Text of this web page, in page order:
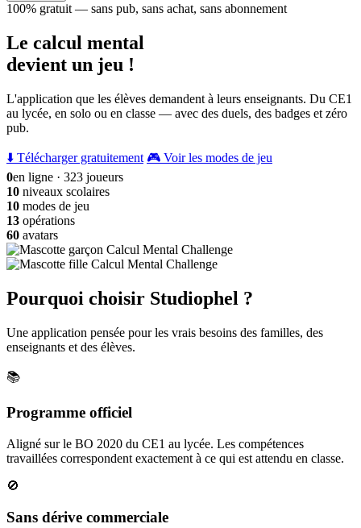
100% gratuit — sans pub, sans achat, sans abonnement
Le calcul mental
devient un jeu !
L'application que les élèves demandent à leurs enseignants. Du CE1
au lycée, en solo ou en classe — avec des duels, des badges et zéro
pub.
⬇️ Télécharger gratuitement 🎮 Voir les modes de jeu
0en ligne · 323 joueurs
10 niveaux scolaires
10 modes de jeu
13 opérations
60 avatars
Pourquoi choisir Studiophel ?
Une application pensée pour les vrais besoins des familles, des
enseignants et des élèves.
📚
Programme officiel
Aligné sur le BO 2020 du CE1 au lycée. Les compétences
travaillées correspondent exactement à ce qui est attendu en classe.
🚫
Sans dérive commerciale